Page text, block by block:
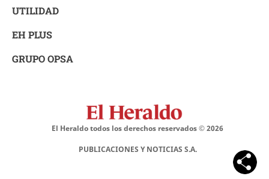
UTILIDAD
EH PLUS
GRUPO OPSA
El Heraldo todos los derechos reservados ©2026
PUBLICACIONES Y NOTICIAS S.A.